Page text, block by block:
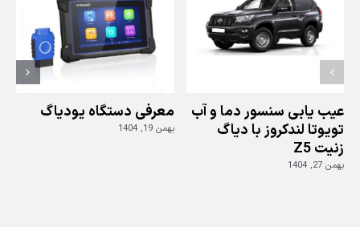
عیب یابی سنسور دما و آب
تویوتا لندکروز با دیاگ
زنیت Z5
بهمن 27, 1404
معرفی دستگاه یودیاگ
بهمن 19, 1404